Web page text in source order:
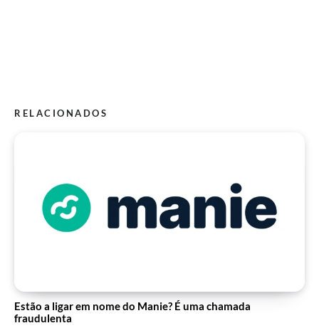
RELACIONADOS
Estão a ligar em nome do Manie? É uma chamada
fraudulenta